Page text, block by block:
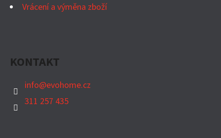
Vrácení a výměna zboží
KONTAKT
info@evohome.cz
311 257 435